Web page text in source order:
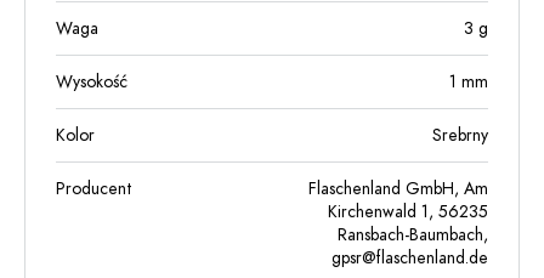
Waga 3 g
Wysokość 1 mm
Kolor Srebrny
Producent
Flaschenland GmbH, Am
Kirchenwald 1, 56235
Ransbach-Baumbach,
gpsr@flaschenland.de